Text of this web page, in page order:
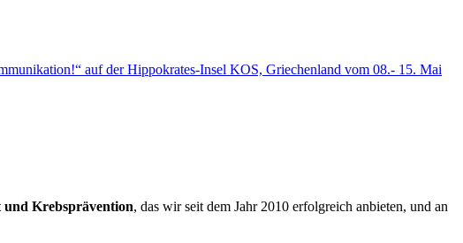
auf der Hippokrates-Insel KOS, Griechenland vom 08.- 15. Mai
und Krebsprävention, das wir seit dem Jahr 2010 erfolgreich anbieten, und an